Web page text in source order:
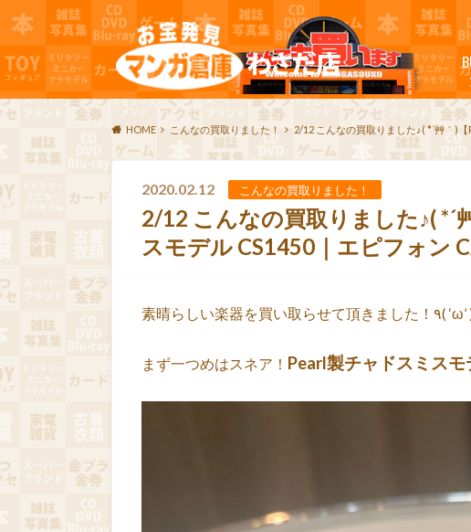
HOME こんなの買取りました！ 2/12 こんなの買取りました♪( *´艸｀)
2020.02.12 こんなの買取りました！
2/12 こんなの買取りました♪( *´
スモデル CS1450｜エピフォン
まず一つめはスネア！ Pearl製チャドスミス